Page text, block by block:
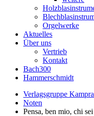
Orgelwerke
Aktuelles
Über uns
Vertrieb
Kontakt
Bach300
Hammerschmidt
Verlagsgruppe
Noten
Pensa, ben mio, chi sei